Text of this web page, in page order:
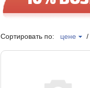
Сортировать по: цене